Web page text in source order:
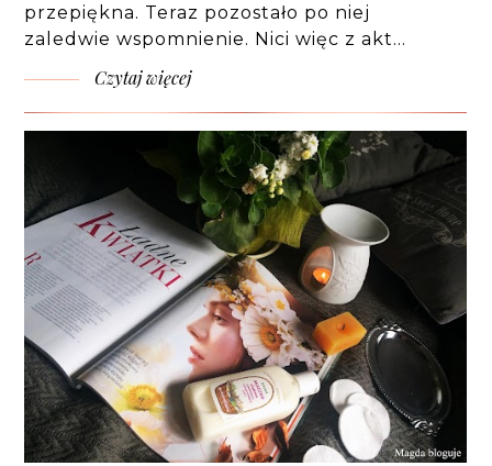
przepiękna. Teraz pozostało po niej
zaledwie wspomnienie. Nici więc z akt…
Czytaj więcej